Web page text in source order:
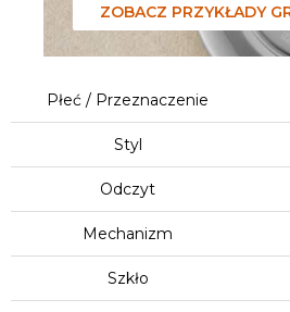
ZOBACZ PRZYKŁADY
Płeć / Przeznaczenie
Styl
Odczyt
Mechanizm
Szkło